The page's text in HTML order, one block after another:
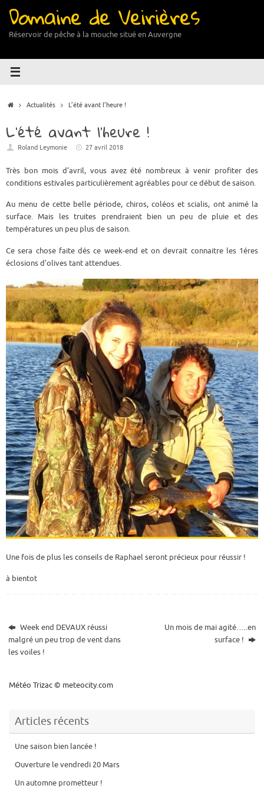
contenu
Domaine de Veirières
Réservoir de pêche à la mouche situé en Auvergne
AccueilActualités L’été avant l’heure !
L’été avant l’heure !
Roland Leymonie 27 avril 2018
Très bon mois d’avril, vous avez été nombreux à venir profiter des
conditions estivales particulièrement agréables pour ce début de saison.
Au menu de cette belle période, chiros, coléos et scialis, ont animé la
surface. Mais les truites prendraient bien un peu de pluie et des
températures un peu plus de saison.
Ce sera chose faite dés ce week-end et on devrait connaitre les 1éres
éclosions d’olives tant attendues.
Une fois de plus les conseils de Raphael seront précieux pour réussir !
à bientot
Week end DEVAUX réussi
malgré un peu trop de vent dans
les voiles !
Un mois de mai agité…..en
surface !
Météo Trizac© meteocity.com
Articles récents
Une saison bien lancée !
Ouverture le vendredi 20 Mars
Un automne prometteur !